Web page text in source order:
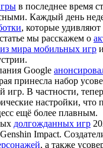
в последнее время
Каждый день
, которые удивляют
мы расскажем о
мира мобильных игр
Google
принесла набор
игр. В частности,
настройки, что
ещё более плавным.
долгожданных игр
Impact.
, а также